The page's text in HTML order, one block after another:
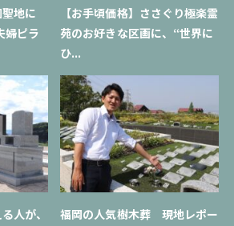
聖地に
ピラ
【お手頃価格】ささぐり極楽霊
苑のお好きな区画に、“世界に
ひ...
人が、
福岡の人気樹木葬 現地レポー